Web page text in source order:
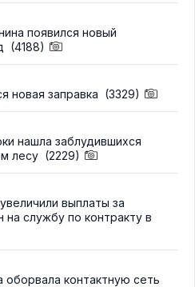
появился новый
(4188)
новая заправка (3329)
нашла заблудившихся
лесу (2229)
выплаты за
на службу по контракту в
оборвала контактную сеть